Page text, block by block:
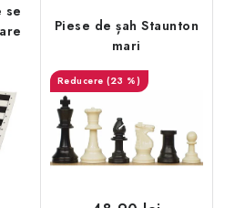
se
Piese de șah Staunton
mari
(23 %)